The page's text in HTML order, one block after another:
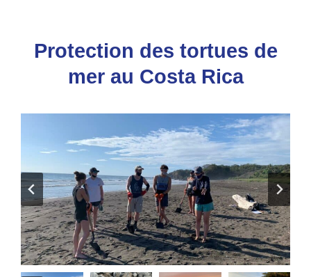
Protection des tortues de
mer au Costa Rica